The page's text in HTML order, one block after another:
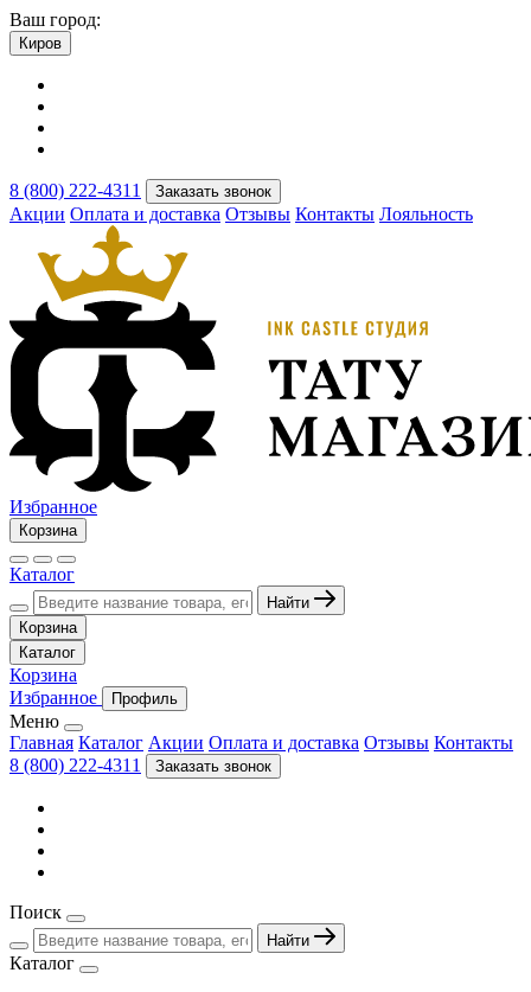
Ваш город:
Киров
8 (800) 222-4311 Заказать звонок
Акции Оплата и доставка Отзывы Контакты Лояльность
Избранное
Корзина
Каталог
Найти
Корзина
Каталог
Корзина
Избранное
Профиль
Меню
Главная Каталог Акции Оплата и доставка Отзывы Контакты
8 (800) 222-4311
Заказать звонок
Поиск
Найти
Каталог